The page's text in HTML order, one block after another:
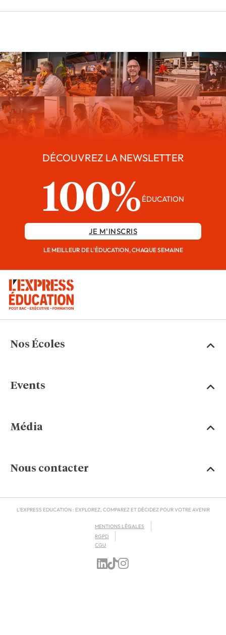
DÉCOUVREZ LA NEWSLETTER
100% ÉDUCATION
JE M'INSCRIS
LE MEILLEUR DE L'ÉDUCATION, CHAQUE SEMAINE
Nos Écoles
Events
Média
Nous contacter
L'EXPRESS EDUCATION : EXPLOREZ, COMPAREZ ET DÉCIDEZ POUR VOTRE AVENIR
MENTIONS LÉGALES
RGPD
CGU